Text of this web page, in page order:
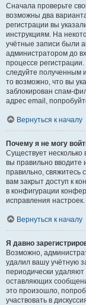
Сначала проверьте
возможны два
регистрации вы
инструкциям. На
учётные записи были
администратором до
процессе
следуйте полученным
то возможно, что вы
заблокирован спам-
адрес email,
Вернуться к началу
Почему я не могу
Существует
вы правильно вводите
правильно, свяжитесь
вам закрыт доступ к
в конфигурации
исправления настроек.
Вернуться к началу
Я давно
Возможно,
удалил вашу учётную
периодически
оставляющих
это произошло,
участвовать в